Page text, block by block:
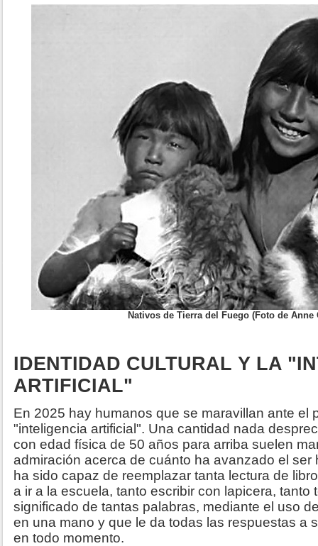
Nativos de Tierra del Fuego (Foto de Anne
IDENTIDAD CULTURAL Y LA
ARTIFICIAL"
En 2025 hay humanos que se maravillan ante el
"inteligencia artificial". Una cantidad nada
con edad física de 50 años para arriba suelen
admiración acerca de cuánto ha avanzado el ser
ha sido capaz de reemplazar tanta lectura de
a ir a la escuela, tanto escribir con lapicera, tanto
significado de tantas palabras, mediante el uso
en una mano y que le da todas las respuestas a
en todo momento.